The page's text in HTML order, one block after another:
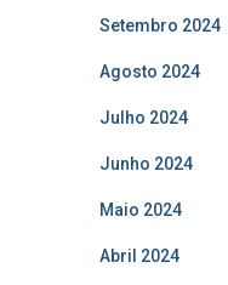
Setembro 2024
Agosto 2024
Julho 2024
Junho 2024
Maio 2024
Abril 2024